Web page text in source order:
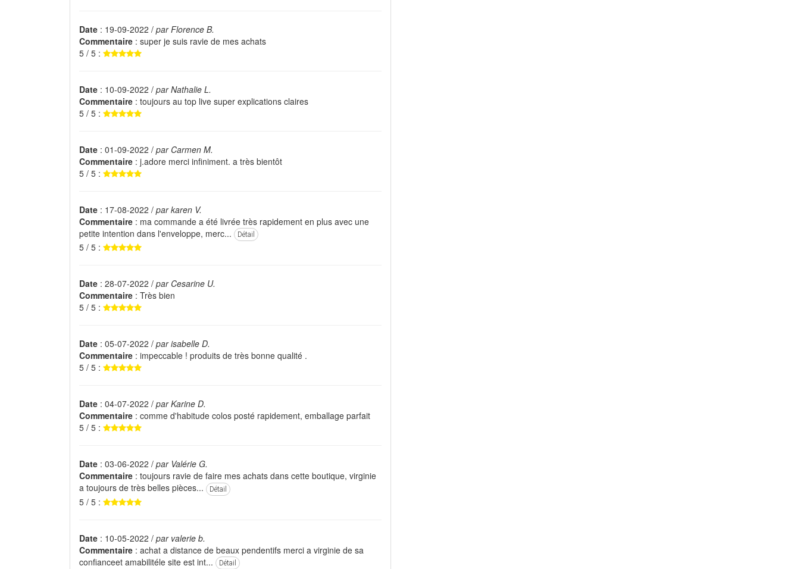
Date : 19-09-2022 / par Florence B.
Commentaire : super je suis ravie de mes achats
5 / 5 :
Date : 10-09-2022 / par Nathalie L.
Commentaire : toujours au top live super explications claires
5 / 5 :
Date : 01-09-2022 / par Carmen M.
Commentaire : j.adore merci infiniment. a très bientôt
5 / 5 :
Date : 17-08-2022 / par karen V.
Commentaire : ma commande a été livrée très rapidement en plus avec une
petite intention dans l'enveloppe, merc...
Détail
5 / 5 :
Date : 28-07-2022 / par Cesarine U.
Commentaire : Très bien
5 / 5 :
Date : 05-07-2022 / par isabelle D.
Commentaire : impeccable ! produits de très bonne qualité .
5 / 5 :
Date : 04-07-2022 / par Karine D.
Commentaire : comme d'habitude colos posté rapidement, emballage parfait
5 / 5 :
Date : 03-06-2022 / par Valérie G.
Commentaire : toujours ravie de faire mes achats dans cette boutique, virginie
a toujours de très belles pièces...
Détail
5 / 5 :
Date : 10-05-2022 / par valerie b.
Commentaire : achat a distance de beaux pendentifs merci a virginie de sa
confianceet amabilitéle site est int...
Détail